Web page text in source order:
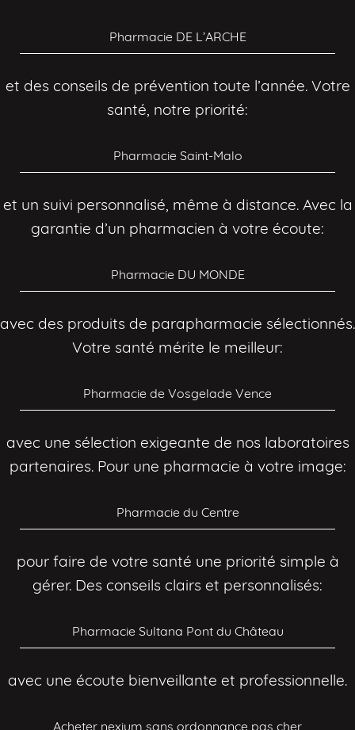
Pharmacie DE L’ARCHE
et des conseils de prévention toute l’année. Votre
santé, notre priorité:
Pharmacie Saint-Malo
et un suivi personnalisé, même à distance. Avec la
garantie d’un pharmacien à votre écoute:
Pharmacie DU MONDE
avec des produits de parapharmacie sélectionnés.
Votre santé mérite le meilleur:
Pharmacie de Vosgelade Vence
avec une sélection exigeante de nos laboratoires
partenaires. Pour une pharmacie à votre image:
Pharmacie du Centre
pour faire de votre santé une priorité simple à
gérer. Des conseils clairs et personnalisés:
Pharmacie Sultana Pont du Château
avec une écoute bienveillante et professionnelle.
Acheter nexium sans ordonnance pas cher